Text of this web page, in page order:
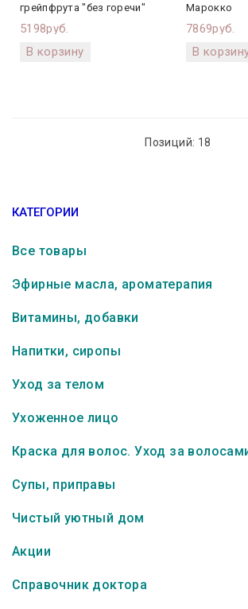
грейпфрута "без горечи"
5198руб.
Марокко
7869руб.
Позиций: 18
КАТЕГОРИИ
Все товары
Эфирные масла, ароматерапия
Витамины, добавки
Напитки, сиропы
Уход за телом
Ухоженное лицо
Краска для волос. Уход за
Супы, приправы
Чистый уютный дом
Акции
Справочник доктора